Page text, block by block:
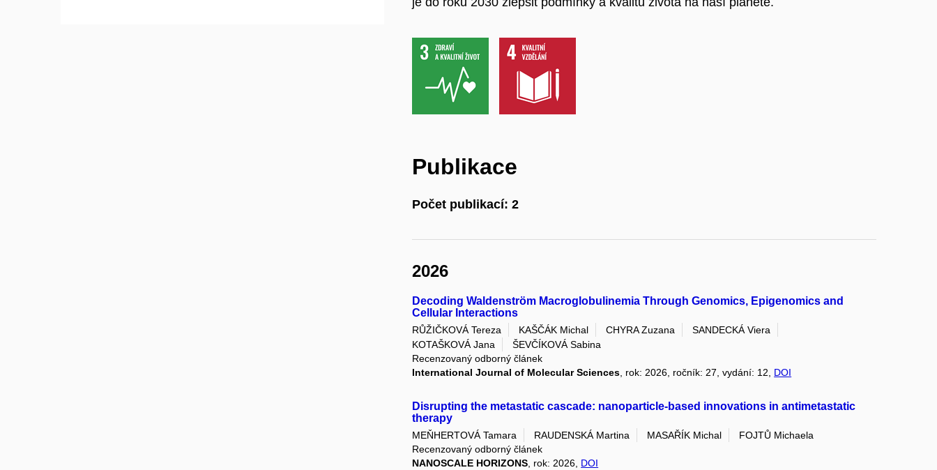
Publikace
Počet publikací: 2
2026
Decoding Waldenström Macroglobulinemia Through Genomics, Epigenomics and
Cellular Interactions
RŮŽIČKOVÁ Tereza KAŠČÁK Michal CHYRA Zuzana
SANDECKÁ Viera
KOTAŠKOVÁ Jana
ŠEVČÍKOVÁ Sabina
Recenzovaný odborný článek
International Journal of Molecular Sciences , rok: 2026, ročník: 27, vydání: 12, DOI
Disrupting the metastatic cascade: nanoparticle-based innovations in antimetastatic
therapy
MEŇHERTOVÁ Tamara RAUDENSKÁ Martina MASAŘÍK Michal
FOJTŮ Michaela
Recenzovaný odborný článek
NANOSCALE HORIZONS, rok: 2026, DOI